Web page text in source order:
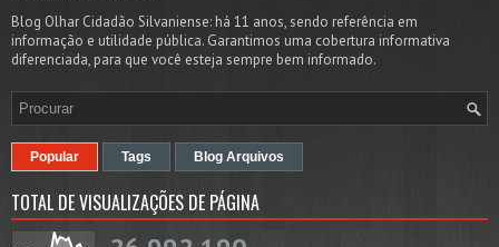
Blog Olhar Cidadão Silvaniense: há 11 anos, sendo referência em
informação e utilidade pública. Garantimos uma cobertura informativa
diferenciada, para que você esteja sempre bem informado.
Popular Tags Blog Arquivos
TOTAL DE VISUALIZAÇÕES DE PÁGINA